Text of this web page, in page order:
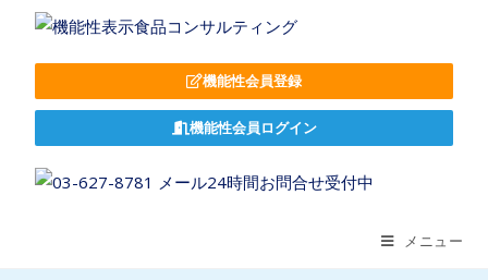
機能性会員登録
機能性会員ログイン
メニュー